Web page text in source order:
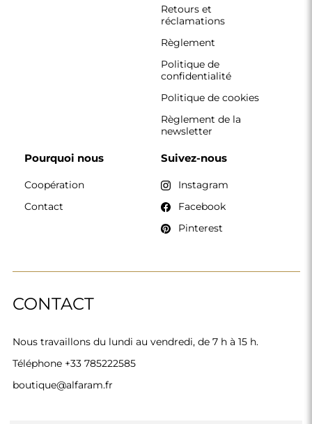
CONTACT
Nous travaillons du lundi au vendredi, de 7 h à 15 h.
Téléphone +33 785222585
boutique@alfaram.fr
Retours et
réclamations
Règlement
Politique de
confidentialité
Politique de cookies
Règlement de la
newsletter
Pourquoi nous
Coopération
Contact
Suivez-nous
Instagram
Facebook
Pinterest